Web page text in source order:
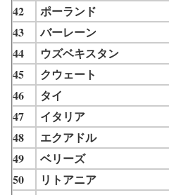
42
ポーランド
43
バーレーン
44
ウズベキスタン
45
クウェート
46
タイ
47
イタリア
48
エクアドル
49
ベリーズ
50
リトアニア